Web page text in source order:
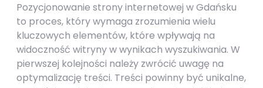
Pozycjonowanie strony internetowej w Gdańsku
to proces, który wymaga zrozumienia wielu
kluczowych elementów, które wpływają na
widoczność witryny w wynikach wyszukiwania. W
pierwszej kolejności należy zwrócić uwagę na
optymalizację treści. Treści powinny być unikalne,